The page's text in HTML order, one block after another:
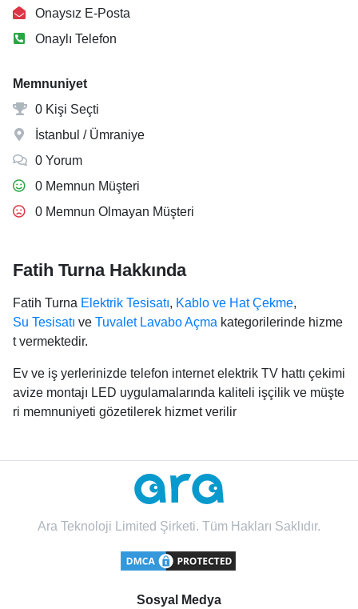
Onaysız E-Posta
Onaylı Telefon
Memnuniyet
0 Kişi Seçti
İstanbul / Ümraniye
0 Yorum
0 Memnun Müşteri
0 Memnun Olmayan Müşteri
Fatih Turna Hakkında
Fatih Turna Elektrik Tesisatı, Kablo ve Hat Çekme,
Su Tesisatı ve Tuvalet Lavabo Açma kategorilerinde hizme
t vermektedir.
Ev ve iş yerlerinizde telefon internet elektrik TV hattı çekimi
avize montajı LED uygulamalarında kaliteli işçilik ve müşte
ri memnuniyeti gözetilerek hizmet verilir
Ara Teknoloji Limited Şirketi. Tüm Hakları Saklıdır.
Sosyal Medya